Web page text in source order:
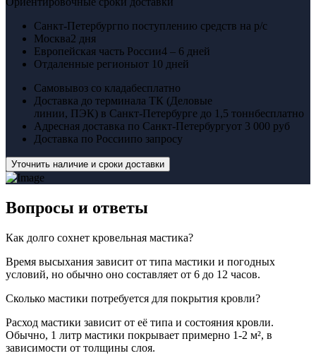
Санкт-Петербургпо поступлению средств на р/с
Москва2 дня
Европейская часть России4 – 6 дней
Отдаленные регионыот 10 дней
Самовывоз со кладабесплатно
Доставка до терминала ТК (Деловые
линии, ПЭК) в Санкт-Петербурге до 1,5 тоннбесплатно
Адресная доставка по Санкт-Петербургуот 3 000 руб
Доставка по Россиипо запросу
Уточнить наличие и сроки доставки
Вопросы и ответы
Как долго сохнет кровельная мастика?
Время высыхания зависит от типа мастики и погодных
условий, но обычно оно составляет от 6 до 12 часов.
Сколько мастики потребуется для покрытия кровли?
Расход мастики зависит от её типа и состояния кровли.
Обычно, 1 литр мастики покрывает примерно 1-2 м², в
зависимости от толщины слоя.